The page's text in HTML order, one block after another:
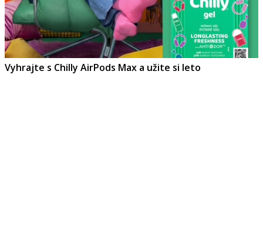
Vyhrajte s Chilly AirPods Max a užite si leto